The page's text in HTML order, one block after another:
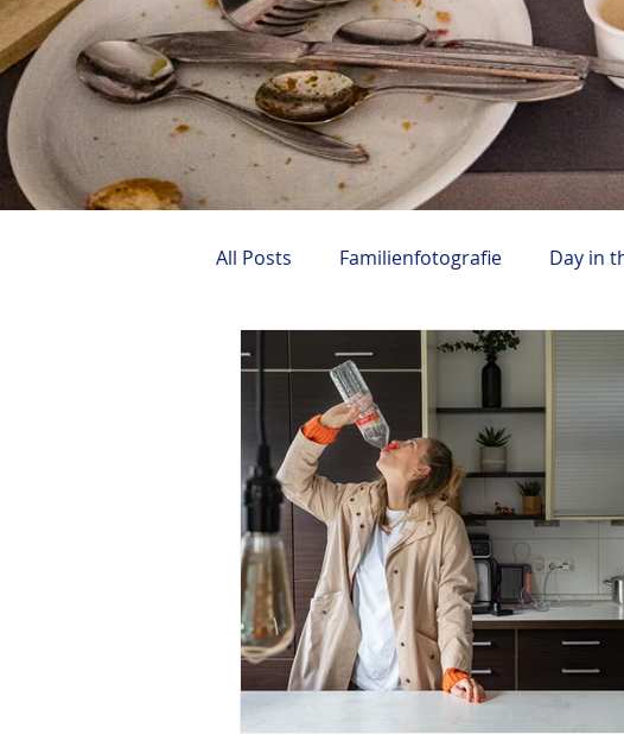
All Posts Familienfotografie Day in
Geschenkgutschein Geburtstag
Businessfotografie
Babyshower